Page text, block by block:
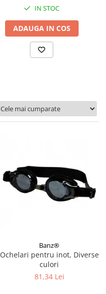
IN STOC
ADAUGA IN COS
Banz®
Ochelari pentru inot, Diverse
culori
81,34 Lei